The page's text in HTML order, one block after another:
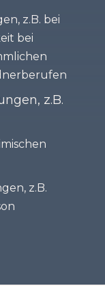
z.B. bei
bei
z.B.
z.B.